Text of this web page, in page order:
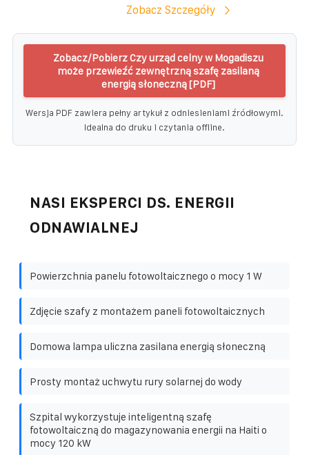
Zobacz Szczegóły
Zobacz/Pobierz Czy urząd celny w Mogadiszu
może przewieźć zewnętrzną szafę zasilaną
energią słoneczną [PDF]
Wersja PDF zawiera pełny artykuł z odniesieniami źródłowymi.
Idealna do druku i czytania offline.
NASI EKSPERCI DS. ENERGII
ODNAWIALNEJ
Powierzchnia panelu fotowoltaicznego o mocy 1 W
Zdjęcie szafy z montażem paneli fotowoltaicznych
Domowa lampa uliczna zasilana energią słoneczną
Prosty montaż uchwytu rury solarnej do wody
Szpital wykorzystuje inteligentną szafę
fotowoltaiczną do magazynowania energii na Haiti o
mocy 120 kW